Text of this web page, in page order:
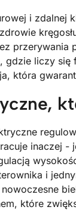
i zdalnej
gdzie liczy się
która
inaczej -
i
które